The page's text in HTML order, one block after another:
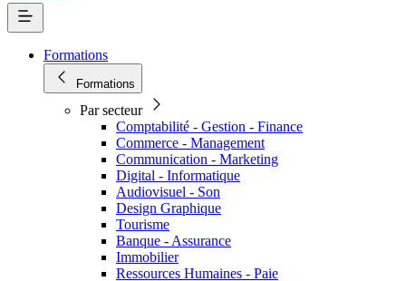
Formations
Formations
Par secteur
Comptabilité - Gestion - Finance
Commerce - Management
Communication - Marketing
Digital - Informatique
Audiovisuel - Son
Design Graphique
Tourisme
Banque - Assurance
Immobilier
Ressources Humaines - Paie